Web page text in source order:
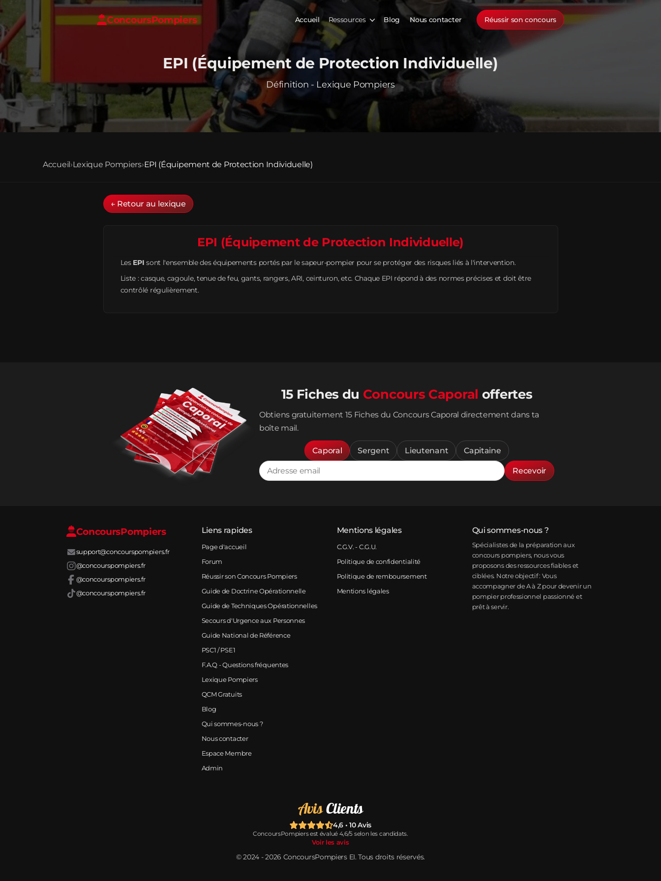
ConcoursPompiers Accueil Ressources Blog Nous contacter Réussir son concours
EPI (Équipement de Protection Individuelle)
Définition - Lexique Pompiers
Accueil›Lexique Pompiers›EPI (Équipement de Protection Individuelle)
← Retour au lexique
EPI (Équipement de Protection Individuelle)
Les EPI sont l'ensemble des équipements portés par le sapeur-pompier pour se protéger des risques liés à l'intervention.
Liste : casque, cagoule, tenue de feu, gants, rangers, ARI, ceinturon, etc. Chaque EPI répond à des normes précises et doit être
contrôlé régulièrement.
15 Fiches du Concours Caporal offertes
Obtiens gratuitement 15 Fiches du Concours Caporal directement dans ta
boîte mail.
Caporal Sergent Lieutenant Capitaine
Recevoir
ConcoursPompiers
support@concourspompiers.fr
@concourspompiers.fr
@concourspompiers.fr
@concourspompiers.fr
Liens rapides
Page d'accueil
Forum
Réussir son Concours Pompiers
Guide de Doctrine Opérationnelle
Guide de Techniques Opérationnelles
Secours d'Urgence aux Personnes
Guide National de Référence
PSC1 / PSE1
F.A.Q - Questions fréquentes
Lexique Pompiers
QCM Gratuits
Blog
Qui sommes-nous ?
Nous contacter
Espace Membre
Admin
Mentions légales
C.G.V. - C.G.U.
Politique de confidentialité
Politique de remboursement
Mentions légales
Qui sommes-nous ?
Spécialistes de la préparation aux
concours pompiers, nous vous
proposons des ressources fiables et
ciblées. Notre objectif : Vous
accompagner de A à Z pour devenir un
pompier professionnel passionné et
prêt à servir.
Avis Clients
4,6 • 10 Avis
ConcoursPompiers est évalué 4,6/5 selon les candidats.
Voir les avis
© 2024 ‑ 2026 ConcoursPompiers EI. Tous droits réservés.